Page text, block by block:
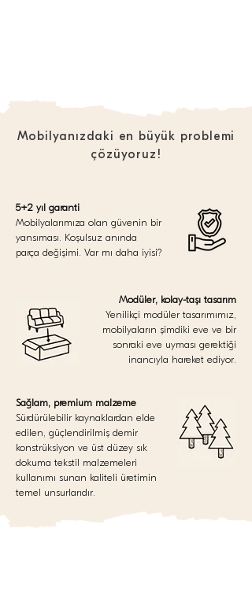
Mobilyanızdaki en büyük problemi
çözüyoruz!
5+2 yıl garanti
Mobilyalarımıza olan güvenin bir
yansıması. Koşulsuz anında
parça değişimi. Var mı daha iyisi?
Modüler, kolay-taşı tasarım
Yenilikçi modüler tasarımımız,
mobilyaların şimdiki eve ve bir
sonraki eve uyması gerektiği
inancıyla hareket ediyor.
Sağlam, premium malzeme
Sürdürülebilir kaynaklardan elde
edilen, güçlendirilmiş demir
konstrüksiyon ve üst düzey sık
dokuma tekstil malzemeleri
kullanımı sunan kaliteli üretimin
temel unsurlarıdır.